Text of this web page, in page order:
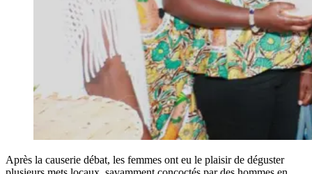
Après la causerie débat, les femmes ont eu le plaisir de déguster